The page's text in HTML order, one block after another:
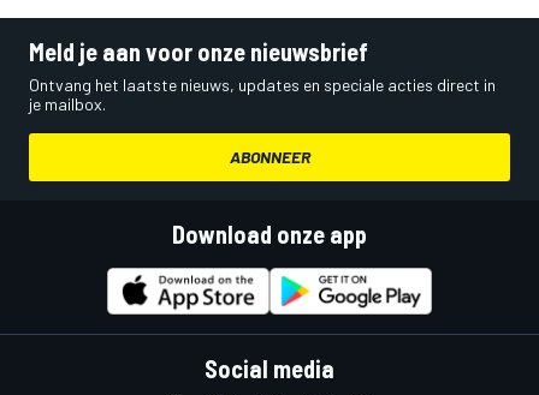
Meld je aan voor onze nieuwsbrief
Ontvang het laatste nieuws, updates en speciale acties direct in
je mailbox.
ABONNEER
Download onze app
Social media